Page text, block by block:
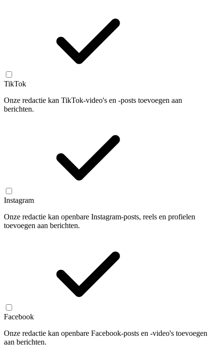
TikTok
Onze redactie kan TikTok-video's en -posts toevoegen aan
berichten.
Instagram
Onze redactie kan openbare Instagram-posts, reels en profielen
toevoegen aan berichten.
Facebook
Onze redactie kan openbare Facebook-posts en -video's toevoegen
aan berichten.